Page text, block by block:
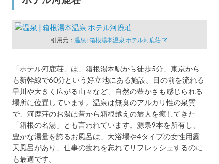
引用元： 温泉 | 箱根湯本温泉 ホテル河鹿荘
「ホテル河鹿荘」は、箱根湯本駅から徒歩5分、東京から
も新幹線で60分という好立地にある施設。目の前を流れる
早川や大きく広がる山々など、自然の豊かさも感じられる
場所に位置しています。温泉は無臭のアルカリ性の泉質
で、河鹿荘のお湯は昔から箱根越えの旅人を癒してきた
「箱根の名湯」とも言われています。源泉9本を所有し、
豊かな湯量を誇るお風呂は、大浴場や4タイプの女性用露
天風呂があり、仕事の疲れを忘れてリフレッシュするのに
も最適です。